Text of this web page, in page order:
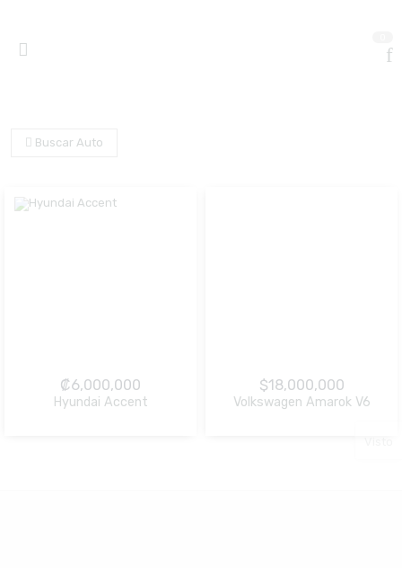
Buscar Auto
₡6,000,000
Hyundai Accent
$18,000,000
Volkswagen Amarok V6